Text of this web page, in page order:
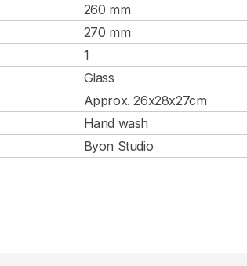
260 mm
270 mm
1
Glass
Approx. 26x28x27cm
Hand wash
Byon Studio